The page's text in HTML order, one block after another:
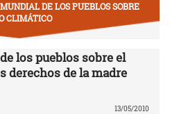
DE LOS PUEBLOS SOBRE
CLIMÁTICO
los pueblos sobre el
derechos de la madre
13/05/2010